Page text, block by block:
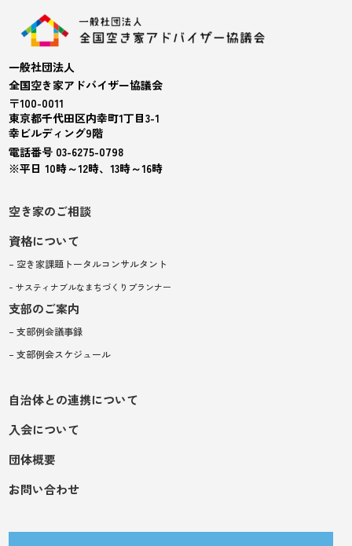
一般社団法人
全国空き家アドバイザー協議会
〒100-0011
東京都千代田区内幸町1丁目3-1
幸ビルディング9階
電話番号 03-6275-0798
※平日 10時～12時、13時～16時
空き家のご相談
資格について
– 空き家課題トータルコンサルタント
– サスティナブルなまちづくりプランナー
支部のご案内
– 支部例会議事録
– 支部例会スケジュール
自治体との連携について
入会について
団体概要
お問い合わせ